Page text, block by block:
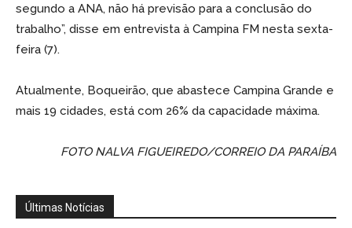
segundo a ANA, não há previsão para a conclusão do
trabalho”, disse em entrevista à Campina FM nesta sexta-
feira (7).
Atualmente, Boqueirão, que abastece Campina Grande e
mais 19 cidades, está com 26% da capacidade máxima.
FOTO NALVA FIGUEIREDO/CORREIO DA PARAÍBA
Últimas Notícias